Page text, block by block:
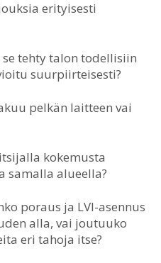
erityisesti
se tehty talon todellisiin
suurpiirteisesti?
pelkän laitteen vai
kokemusta
samalla alueella?
poraus ja LVI-asennus
alla, vai joutuuko
eri tahoja itse?